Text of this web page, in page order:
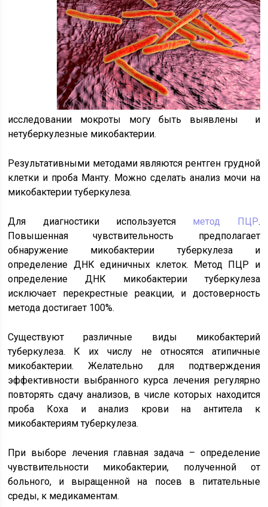
исследовании мокроты могу быть выявлены и
нетуберкулезные микобактерии.
Результативными методами являются рентген грудной
клетки и проба Манту. Можно сделать анализ мочи на
микобактерии туберкулеза.
Для диагностики используется метод ПЦР.
Повышенная чувствительность предполагает
обнаружение микобактерии туберкулеза и
определение ДНК единичных клеток. Метод ПЦР и
определение ДНК микобактерии туберкулеза
исключает перекрестные реакции, и достоверность
метода достигает 100%.
Существуют различные виды микобактерий
туберкулеза. К их числу не относятся атипичные
микобактерии. Желательно для подтверждения
эффективности выбранного курса лечения регулярно
повторять сдачу анализов, в числе которых находится
проба Коха и анализ крови на антитела к
микобактериям туберкулеза.
При выборе лечения главная задача – определение
чувствительности микобактерии, полученной от
больного, и выращенной на посев в питательные
среды, к медикаментам.